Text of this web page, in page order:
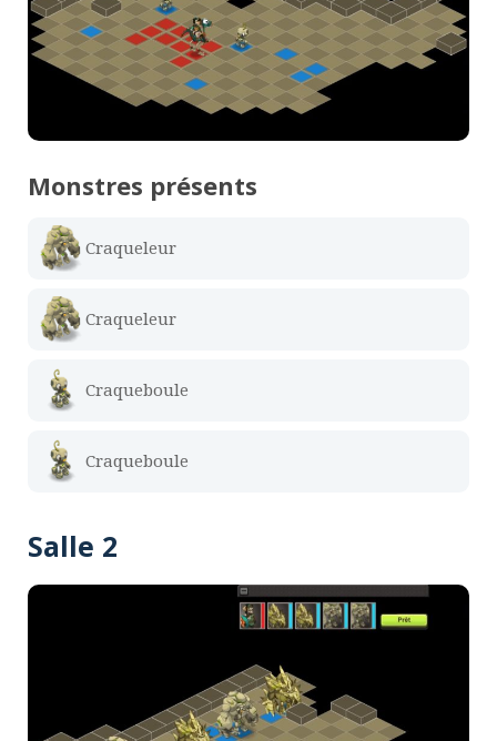
Monstres présents
Craqueleur
Craqueleur
Craqueboule
Craqueboule
Salle 2